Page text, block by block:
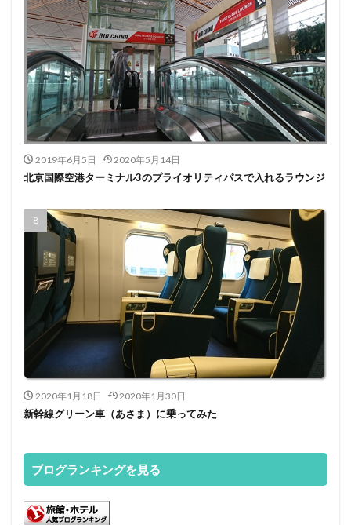
2019年6月5日 2020年5月14日
北京国際空港ターミナル3のプライオリティパスで入れるラウンジ
2020年1月18日 2020年1月30日
新幹線グリーン車（あさま）に乗ってみた
ブログランキングを見る